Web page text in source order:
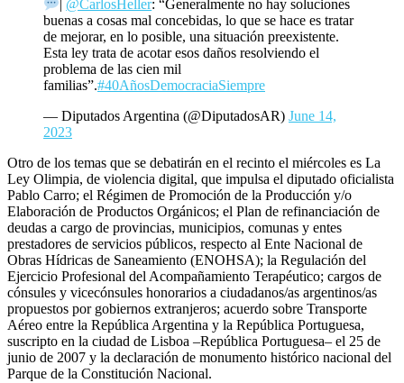
| @CarlosHeller: “Generalmente no hay soluciones
buenas a cosas mal concebidas, lo que se hace es tratar
de mejorar, en lo posible, una situación preexistente.
Esta ley trata de acotar esos daños resolviendo el
problema de las cien mil
familias”.#40AñosDemocraciaSiempre
— Diputados Argentina (@DiputadosAR) June 14,
2023
Otro de los temas que se debatirán en el recinto el miércoles es La
Ley Olimpia, de violencia digital, que impulsa el diputado oficialista
Pablo Carro; el Régimen de Promoción de la Producción y/o
Elaboración de Productos Orgánicos; el Plan de refinanciación de
deudas a cargo de provincias, municipios, comunas y entes
prestadores de servicios públicos, respecto al Ente Nacional de
Obras Hídricas de Saneamiento (ENOHSA); la Regulación del
Ejercicio Profesional del Acompañamiento Terapéutico; cargos de
cónsules y vicecónsules honorarios a ciudadanos/as argentinos/as
propuestos por gobiernos extranjeros; acuerdo sobre Transporte
Aéreo entre la República Argentina y la República Portuguesa,
suscripto en la ciudad de Lisboa –República Portuguesa– el 25 de
junio de 2007 y la declaración de monumento histórico nacional del
Parque de la Constitución Nacional.